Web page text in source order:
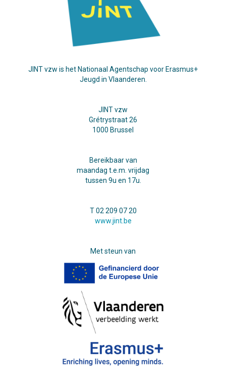
JINT vzw is het Nationaal Agentschap voor Erasmus+
Jeugd in Vlaanderen.
JINT vzw
Grétrystraat 26
1000 Brussel
Bereikbaar van
maandag t.e.m. vrijdag
tussen 9u en 17u.
T 02 209 07 20
www.jint.be
Met steun van